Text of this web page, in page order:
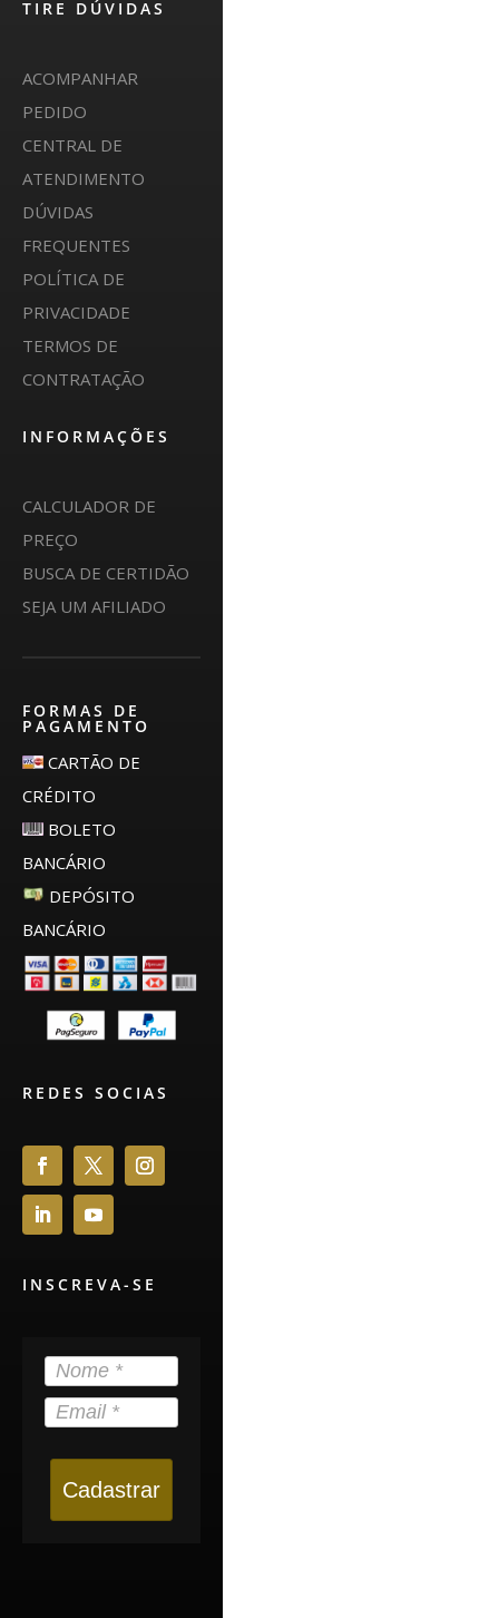
TIRE DÚVIDAS
ACOMPANHAR
PEDIDO
CENTRAL DE
ATENDIMENTO
DÚVIDAS
FREQUENTES
POLÍTICA DE
PRIVACIDADE
TERMOS DE
CONTRATAÇÃO
INFORMAÇÕES
CALCULADOR DE
PREÇO
BUSCA DE CERTIDÃO
SEJA UM AFILIADO
FORMAS DE
PAGAMENTO
CARTÃO DE
CRÉDITO
BOLETO
BANCÁRIO
DEPÓSITO
BANCÁRIO
REDES SOCIAS
INSCREVA-SE
Cadastrar